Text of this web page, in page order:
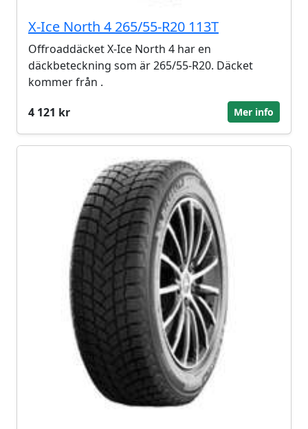
X-Ice North 4 265/55-R20 113T
Offroaddäcket X-Ice North 4 har en
däckbeteckning som är 265/55-R20. Däcket
kommer från .
4 121 kr
Mer info